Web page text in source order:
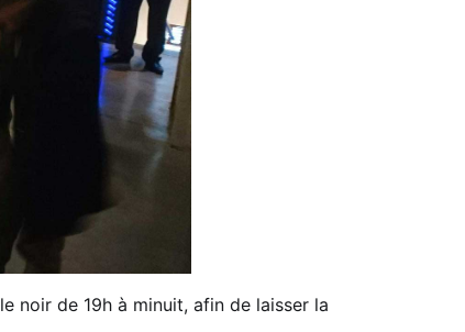
noir de 19h à minuit, afin de laisser la